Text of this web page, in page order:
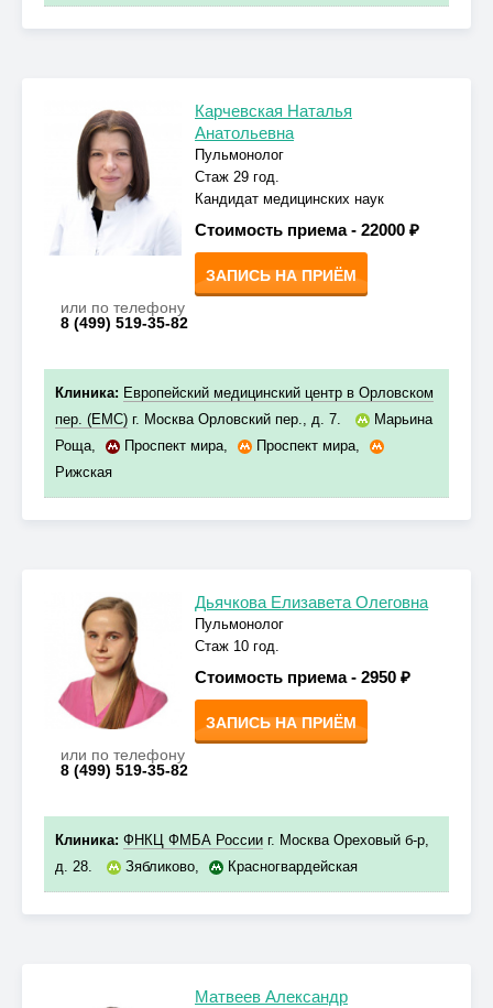
Карчевская Наталья
Анатольевна
Пульмонолог
Стаж 29 год.
Кандидат медицинских наук
Стоимость приема - 22000 ₽
ЗАПИСЬ НА ПРИЁМ
или по телефону
8 (499) 519-35-82
Клиника: Европейский медицинский центр в Орловском
пер. (ЕМС) г. Москва Орловский пер., д. 7.
Марьина
Роща, Проспект мира, Проспект мира,
Рижская
Дьячкова Елизавета Олеговна
Пульмонолог
Стаж 10 год.
Стоимость приема - 2950 ₽
ЗАПИСЬ НА ПРИЁМ
или по телефону
8 (499) 519-35-82
Клиника: ФНКЦ ФМБА России г. Москва Ореховый б-р,
д. 28.
Зябликово, Красногвардейская
Матвеев Александр